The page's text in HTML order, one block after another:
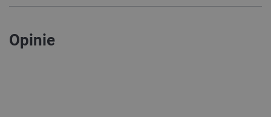
Opinie